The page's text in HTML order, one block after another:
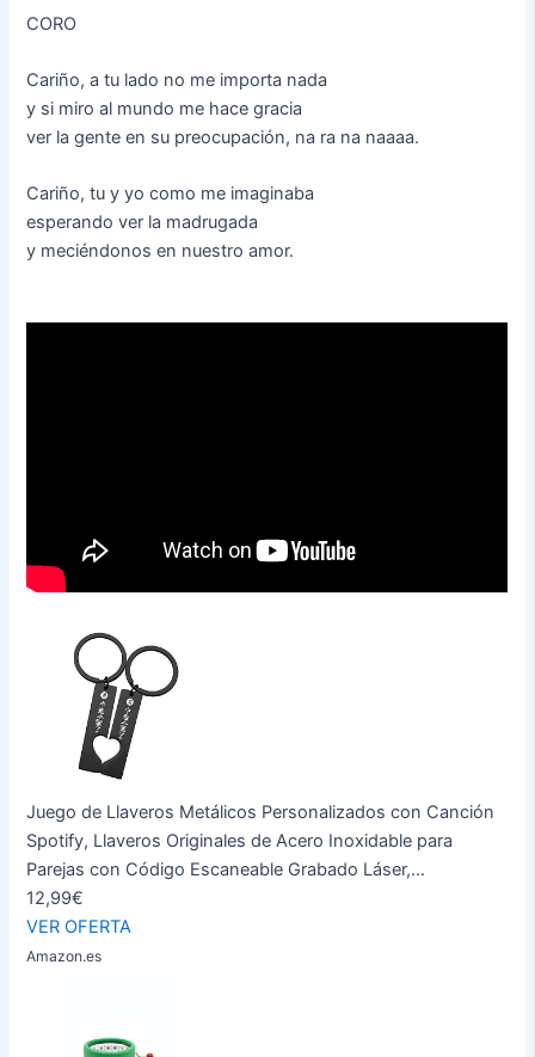
CORO
Cariño, a tu lado no me importa nada
y si miro al mundo me hace gracia
ver la gente en su preocupación, na ra na naaaa.
Cariño, tu y yo como me imaginaba
esperando ver la madrugada
y meciéndonos en nuestro amor.
Juego de Llaveros Metálicos Personalizados con Canción
Spotify, Llaveros Originales de Acero Inoxidable para
Parejas con Código Escaneable Grabado Láser,...
12,99€
VER OFERTA
Amazon.es